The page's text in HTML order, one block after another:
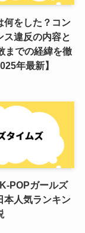
何をした？コン
ス違反の内容と
までの経緯を徹
年最新】
POPガールズ
本人気ランキン